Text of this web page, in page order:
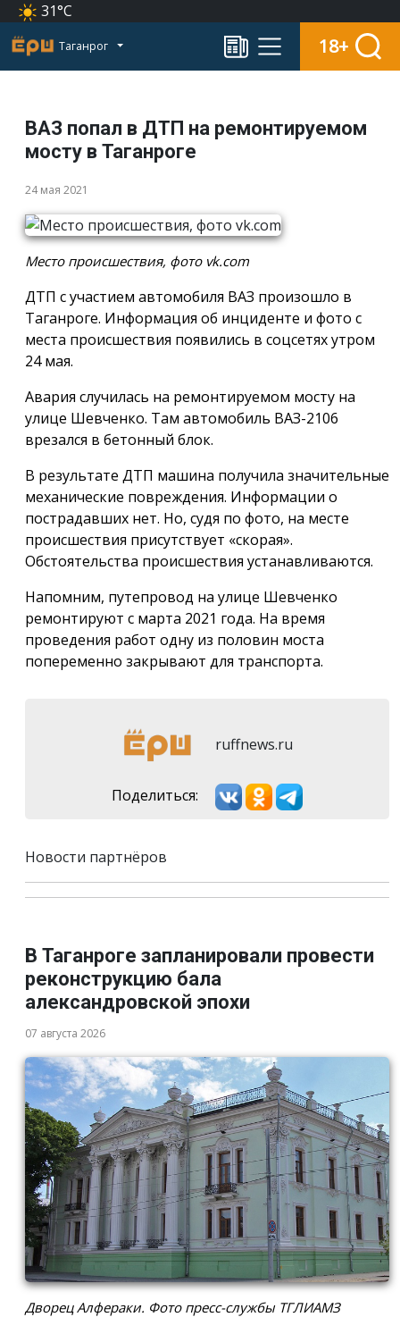
31°C
Таганрог 18+
ВАЗ попал в ДТП на ремонтируемом
мосту в Таганроге
24 мая 2021
Место происшествия, фото vk.com
ДТП с участием автомобиля ВАЗ произошло в
Таганроге. Информация об инциденте и фото с
места происшествия появились в соцсетях утром
24 мая.
Авария случилась на ремонтируемом мосту на
улице Шевченко. Там автомобиль ВАЗ-2106
врезался в бетонный блок.
В результате ДТП машина получила значительные
механические повреждения. Информации о
пострадавших нет. Но, судя по фото, на месте
происшествия присутствует «скорая».
Обстоятельства происшествия устанавливаются.
Напомним, путепровод на улице Шевченко
ремонтируют с марта 2021 года. На время
проведения работ одну из половин моста
попеременно закрывают для транспорта.
ruffnews.ru
Поделиться:
Новости партнёров
В Таганроге запланировали провести
реконструкцию бала
александровской эпохи
07 августа 2026
Дворец Алфераки. Фото пресс-службы ТГЛИАМЗ